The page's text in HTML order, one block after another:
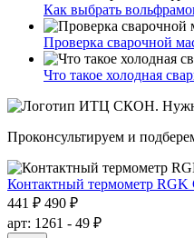
Как выбрать
Проверка сварочной
Что такое холодная
Проконсультируем и
Контактный термометр RGK
441 ₽ 490 ₽
арт: 1261 - 49 ₽